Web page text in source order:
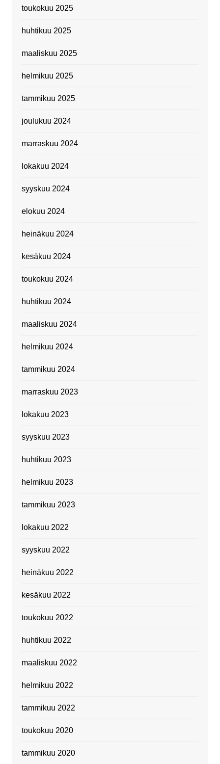
toukokuu 2025
huhtikuu 2025
maaliskuu 2025
helmikuu 2025
tammikuu 2025
joulukuu 2024
marraskuu 2024
lokakuu 2024
syyskuu 2024
elokuu 2024
heinäkuu 2024
kesäkuu 2024
toukokuu 2024
huhtikuu 2024
maaliskuu 2024
helmikuu 2024
tammikuu 2024
marraskuu 2023
lokakuu 2023
syyskuu 2023
huhtikuu 2023
helmikuu 2023
tammikuu 2023
lokakuu 2022
syyskuu 2022
heinäkuu 2022
kesäkuu 2022
toukokuu 2022
huhtikuu 2022
maaliskuu 2022
helmikuu 2022
tammikuu 2022
toukokuu 2020
tammikuu 2020